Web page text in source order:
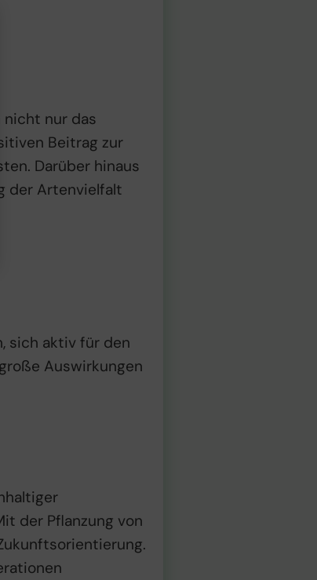
nicht nur das
Beitrag zur
Darüber hinaus
der Artenvielfalt
sich aktiv für den
Auswirkungen
der Pflanzung von